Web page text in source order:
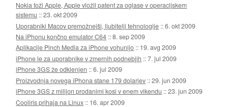
Nokia toži Apple, Apple vložil patent za oglase v operacijskem
sistemu ::23. okt 2009
Uporabniki Macov premožnejši, ljubitelji tehnologije ::6. okt 2009
Na iPhonu končno emulator C64 ::8. sep 2009
Aplikacije Pinch Media za iPhone vohunijo :: 19. avg 2009
iPhone le za uporabnike v zmernih podnebjih ::7. jul 2009
iPhone 3GS že odklenjen ::6. jul 2009
Proizvodnja novega iPhona stane 179 dolarjev ::29. jun 2009
iPhone 3GS z milijon prodanimi kosi v enem vikendu ::23. jun 2009
Cooliris prihaja na Linux :: 16. apr 2009